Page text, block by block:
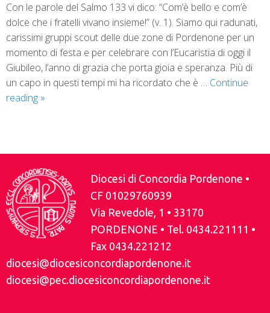
Con le parole del Salmo 133 vi dico: “Com’è bello e com’è
dolce che i fratelli vivano insieme!” (v. 1). Siamo qui radunati,
carissimi gruppi scout delle due zone di Pordenone per un
momento di festa e per celebrare con l’Eucaristia di oggi il
Giubileo, l’anno di grazia che porta gioia e speranza. Più di
un capo in questi tempi mi ha ricordato che è … Continue
reading »
o
N
a
g
a
Diocesi di Concordia Pordenone •
CF 01029760939
Via Revedole, 1 • 33170
PORDENONE • Tel. 0434.221111 •
Fax 0434.221212
diocesi@diocesiconcordiapordenone.it
diocesi@pec.diocesiconcordiapordenone.it